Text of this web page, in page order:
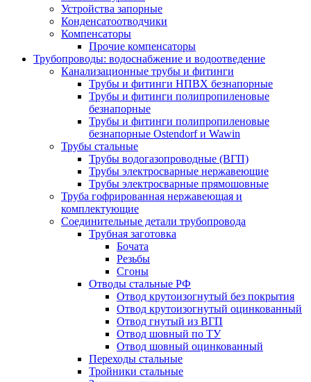
Устройства запорные
Конденсатоотводчики
Компенсаторы
Прочие компенсаторы
Трубопроводы: водоснабжение и водоотведение
Канализационные трубы и фитинги
Трубы и фитинги НПВХ безнапорные
Трубы и фитинги полипропиленовые
безнапорные
Трубы и фитинги полипропиленовые
безнапорные Ostendorf и Wawin
Трубы стальные
Трубы водогазопроводные (ВГП)
Трубы электросварные нержавеющие
Трубы электросварные прямошовные
Труба гофрированная нержавеющая и
комплектующие
Соединительные детали трубопровода
Трубная заготовка
Бочата
Резьбы
Сгоны
Отводы стальные РФ
Отвод крутоизогнутый без покрытия
Отвод крутоизогнутый оцинкованный
Отвод гнутый из ВГП
Отвод шовный по ТУ
Отвод шовный оцинкованный
Переходы стальные
Тройники стальные